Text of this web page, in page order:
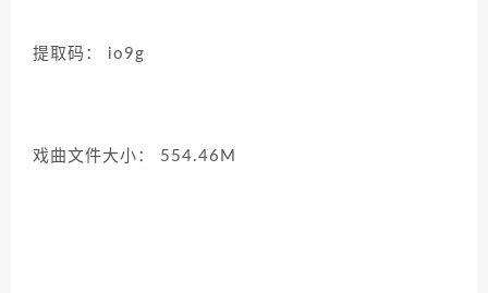
提取码： io9g
戏曲文件大小： 554.46M